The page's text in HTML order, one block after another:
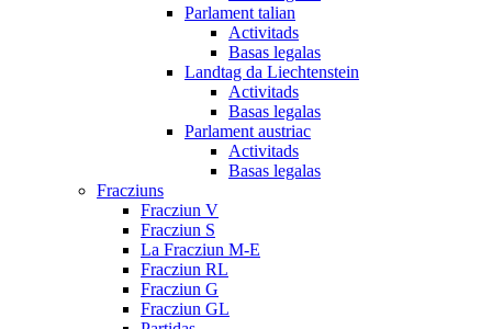
Parlament talian
Activitads
Basas legalas
Landtag da Liechtenstein
Activitads
Basas legalas
Parlament austriac
Activitads
Basas legalas
Fracziuns
Fracziun V
Fracziun S
La Fracziun M-E
Fracziun RL
Fracziun G
Fracziun GL